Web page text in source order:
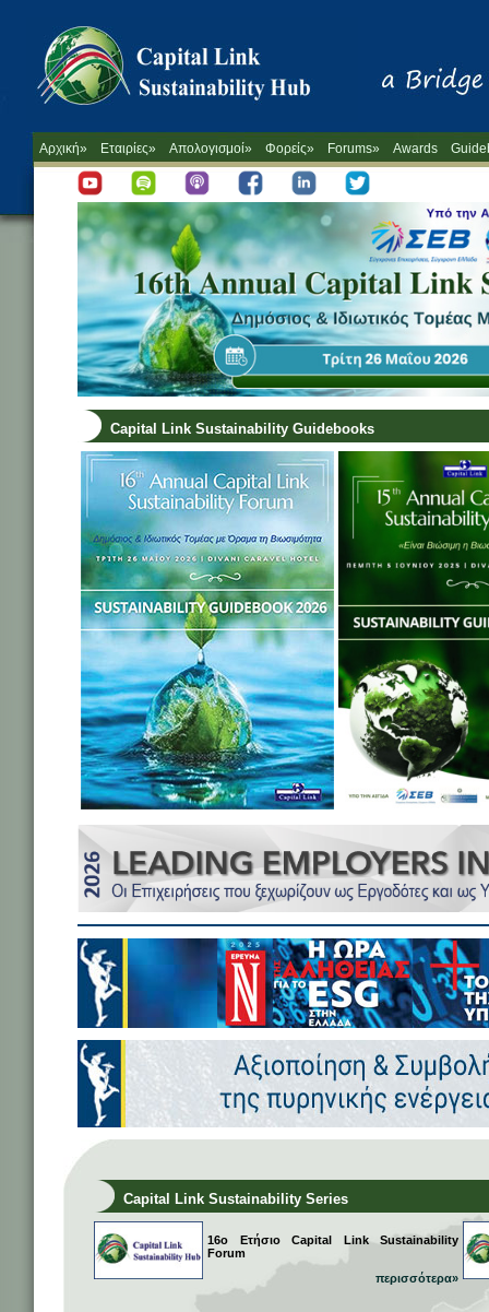
Αρχική» Εταιρίες» Απολογισμοί» Φορείς» Forums» Awards
Capital Link Sustainability Guidebooks
Capital Link Sustainability Series
16ο Ετήσιο Capital Link Sustainability
Forum
περισσότερα»